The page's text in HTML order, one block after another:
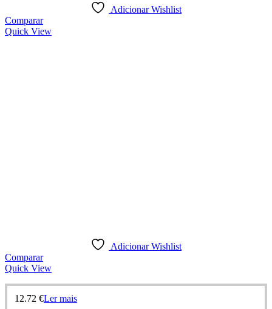
Adicionar Wishlist
Comparar
Quick View
Adicionar Wishlist
Comparar
Quick View
12.72 €Ler mais